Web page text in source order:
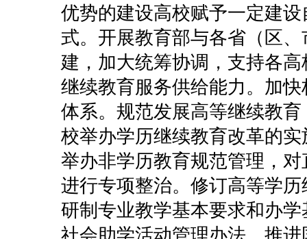
优势的建设高校赋予一定建
式。开展教育部与各省（区
建，加大统筹协调，支持各高
继续教育服务供给能力。加
体系。规范发展高等继续教
校举办学历继续教育改革的
举办非学历教育规范管理，
进行专项整治。修订高等学
研制专业教学基本要求和办
社会助学活动管理办法。推